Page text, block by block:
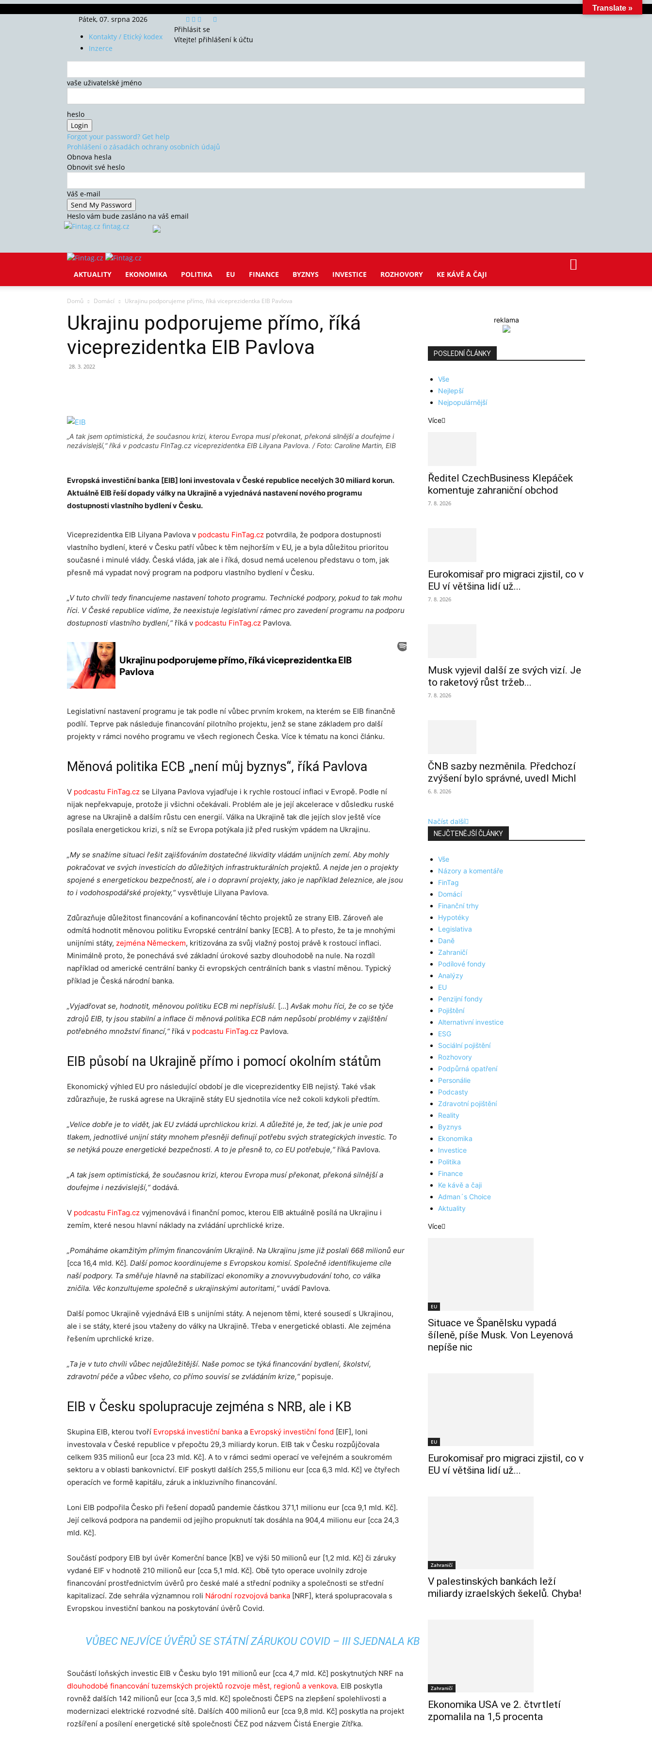
Pátek, 07. srpna 2026
Kontakty / Etický kodex
Inzerce
Přihlásit se
Vítejte! přihlášení k účtu
vaše uživatelské jméno
heslo
Forgot your password? Get help
Prohlášení o zásadách ochrany osobních údajů
Obnova hesla
Obnovit své heslo
Váš e-mail
Heslo vám bude zasláno na váš email
fintag.cz
AKTUALITY EKONOMIKA POLITIKA EU FINANCE BYZNYS INVESTICE ROZHOVORY KE KÁVĚ A ČAJI
Domů Domácí Ukrajinu podporujeme přímo, říká viceprezidentka EIB Pavlova
Ukrajinu podporujeme přímo, říká
viceprezidentka EIB Pavlova
28. 3. 2022
„A tak jsem optimistická, že současnou krizi, kterou Evropa musí překonat, překoná silnější a doufejme i
nezávislejší,“ říká v podcastu FInTag.cz viceprezidentka EIB Lilyana Pavlova. / Foto: Caroline Martin, EIB
Evropská investiční banka [EIB] loni investovala v České republice necelých 30 miliard korun.
Aktuálně EIB řeší dopady války na Ukrajině a vyjednává nastavení nového programu
dostupnosti vlastního bydlení v Česku.
Viceprezidentka EIB Lilyana Pavlova v podcastu FinTag.cz potvrdila, že podpora dostupnosti
vlastního bydlení, které v Česku patří vůbec k těm nejhorším v EU, je a byla důležitou prioritou
současné i minulé vlády. Česká vláda, jak ale i říká, dosud nemá ucelenou představu o tom, jak
přesně má vypadat nový program na podporu vlastního bydlení v Česku.
„V tuto chvíli tedy financujeme nastavení tohoto programu. Technické podpory, pokud to tak mohu
říci. V České republice vidíme, že neexistuje legislativní rámec pro zavedení programu na podporu
dostupnosti vlastního bydlení,“říká v podcastu FinTag.cz Pavlova.
Legislativní nastavení programu je tak podle ní vůbec prvním krokem, na kterém se EIB finančně
podílí. Teprve pak následuje financování pilotního projektu, jenž se stane základem pro další
projekty v rámci nového programu ve všech regionech Česka. Více k tématu na konci článku.
Měnová politika ECB „není můj byznys“, říká Pavlova
V podcastu FinTag.cz se Lilyana Pavlova vyjadřuje i k rychle rostoucí inflaci v Evropě. Podle ní
nijak nepřekvapuje, protože ji všichni očekávali. Problém ale je její akcelerace v důsledku ruské
agrese na Ukrajině a dalším růstu cen energií. Válka na Ukrajině tak dle jejích slov ještě více
posílala energetickou krizi, s níž se Evropa potýkala již před ruským vpádem na Ukrajinu.
„My se snažíme situaci řešit zajišťováním dostatečné likvidity vládám unijních zemí. Aby mohly
pokračovat ve svých investicích do důležitých infrastrukturálních projektů. A nejde jen o projekty
spojené s energetickou bezpečností, ale i o dopravní projekty, jako je například železnice, ale jsou
to i vodohospodářské projekty,“vysvětluje Lilyana Pavlova.
Zdůrazňuje důležitost financování a kofinancování těchto projektů ze strany EIB. Zároveň ale
odmítá hodnotit měnovou politiku Evropské centrální banky [ECB]. A to přesto, že ta je mnohými
unijními státy, zejména Německem, kritizována za svůj vlažný postoj právě k rostoucí inflaci.
Minimálně proto, že ponechává své základní úrokové sazby dlouhodobě na nule. Na rozdíl
například od americké centrální banky či evropských centrálních bank s vlastní měnou. Typický
příklad je Česká národní banka.
„Vyjadřovat se, hodnotit, měnovou politiku ECB mi nepřísluší. […] Avšak mohu říci, že co se týče
zdrojů EIB, ty jsou stabilní a inflace či měnová politika ECB nám nepůsobí problémy v zajištění
potřebného množství financí,“říká v podcastu FinTag.cz Pavlova.
EIB působí na Ukrajině přímo i pomocí okolním státům
Ekonomický výhled EU pro následující období je dle viceprezidentky EIB nejistý. Také však
zdůrazňuje, že ruská agrese na Ukrajině státy EU sjednotila více než cokoli kdykoli předtím.
„Velice dobře je to vidět, jak EU zvládá uprchlickou krizi. A důležité je, že teď, jak je unie pod
tlakem, jednotlivé unijní státy mnohem přesněji definují potřebu svých strategických investic. To
se netýká pouze energetické bezpečnosti. A to je přesně to, co EU potřebuje,“ říká Pavlova.
„A tak jsem optimistická, že současnou krizi, kterou Evropa musí překonat, překoná silnější a
doufejme i nezávislejší,“dodává.
V podcastu FinTag.cz vyjmenovává i finanční pomoc, kterou EIB aktuálně posílá na Ukrajinu i
zemím, které nesou hlavní náklady na zvládání uprchlické krize.
„Pomáháme okamžitým přímým financováním Ukrajině. Na Ukrajinu jsme již poslali 668 milionů eur
[cca 16,4 mld. Kč]. Další pomoc koordinujeme s Evropskou komisí. Společně identifikujeme cíle
naší podpory. Ta směřuje hlavně na stabilizaci ekonomiky a znovuvybudování toho, co válka
zničila. Věc konzultujeme společně s ukrajinskými autoritami,“uvádí Pavlova.
Další pomoc Ukrajině vyjednává EIB s unijními státy. A nejenom těmi, které sousedí s Ukrajinou,
ale i se státy, které jsou vtaženy do války na Ukrajině. Třeba v energetické oblasti. Ale zejména
řešením uprchlické krize.
„Ta je v tuto chvíli vůbec nejdůležitější. Naše pomoc se týká financování bydlení, školství,
zdravotní péče a vůbec všeho, co přímo souvisí se zvládáním krize,“popisuje.
EIB v Česku spolupracuje zejména s NRB, ale i KB
Skupina EIB, kterou tvoří Evropská investiční banka a Evropský investiční fond [EIF], loni
investovala v České republice v přepočtu 29,3 miliardy korun. EIB tak v Česku rozpůjčovala
celkem 935 milionů eur [cca 23 mld. Kč]. A to v rámci sedmi operací ve veřejném a soukromém
sektoru a v oblasti bankovnictví. EIF poskytl dalších 255,5 milionu eur [cca 6,3 mld. Kč] ve čtyřech
operacích ve formě kapitálu, záruk a inkluzivního financování.
Loni EIB podpořila Česko při řešení dopadů pandemie částkou 371,1 milionu eur [cca 9,1 mld. Kč].
Její celková podpora na pandemii od jejího propuknutí tak dosáhla na 904,4 milionu eur [cca 24,3
mld. Kč].
Součástí podpory EIB byl úvěr Komerční bance [KB] ve výši 50 milionů eur [1,2 mld. Kč] či záruky
vydané EIF v hodnotě 210 milionů eur [cca 5,1 mld. Kč]. Obě tyto operace uvolnily zdroje
financování prostřednictvím úvěrů pro české malé a střední podniky a společnosti se střední
kapitalizací. Zde sehrála významnou roli Národní rozvojová banka [NRF], která spolupracovala s
Evropskou investiční bankou na poskytování úvěrů Covid.
VŮBEC NEJVÍCE ÚVĚRŮ SE STÁTNÍ ZÁRUKOU COVID – III SJEDNALA KB
Součástí loňských investic EIB v Česku bylo 191 milionů eur [cca 4,7 mld. Kč] poskytnutých NRF na
dlouhodobé financování tuzemských projektů rozvoje měst, regionů a venkova. EIB poskytla
rovněž dalších 142 milionů eur [cca 3,5 mld. Kč] společnosti ČEPS na zlepšení spolehlivosti a
modernizaci elektrické rozvodné sítě. Dalších 400 milionů eur [cca 9,8 mld. Kč] poskytla na projekt
rozšíření a posílení energetické sítě společnosti ČEZ pod názvem Čistá Energie Zítřka.
reklama
POSLEDNÍ ČLÁNKY
Vše
Nejlepší
Nejpopulárnější
Více
Ředitel CzechBusiness Klepáček
komentuje zahraniční obchod
7. 8. 2026
Eurokomisař pro migraci zjistil, co v
EU ví většina lidí už...
7. 8. 2026
Musk vyjevil další ze svých vizí. Je
to raketový růst tržeb...
7. 8. 2026
ČNB sazby nezměnila. Předchozí
zvýšení bylo správné, uvedl Michl
6. 8. 2026
Načíst další
NEJČTENĚJŠÍ ČLÁNKY
Vše
Názory a komentáře
FinTag
Domácí
Finanční trhy
Hypotéky
Legislativa
Daně
Zahraničí
Podílové fondy
Analýzy
EU
Penzijní fondy
Pojištění
Alternativní investice
ESG
Sociální pojištění
Rozhovory
Podpůrná opatření
Personálie
Podcasty
Zdravotní pojištění
Reality
Byznys
Ekonomika
Investice
Politika
Finance
Ke kávě a čaji
Adman´s Choice
Aktuality
Více
EU
Situace ve Španělsku vypadá
šíleně, píše Musk. Von Leyenová
nepíše nic
EU
Eurokomisař pro migraci zjistil, co v
EU ví většina lidí už...
Zahraničí
V palestinských bankách leží
miliardy izraelských šekelů. Chyba!
Zahraničí
Ekonomika USA ve 2. čtvrtletí
zpomalila na 1,5 procenta
Translate »